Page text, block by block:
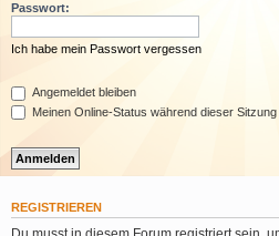
Passwort:
Ich habe mein Passwort vergessen
Angemeldet bleiben
Meinen Online-Status während dieser
REGISTRIEREN